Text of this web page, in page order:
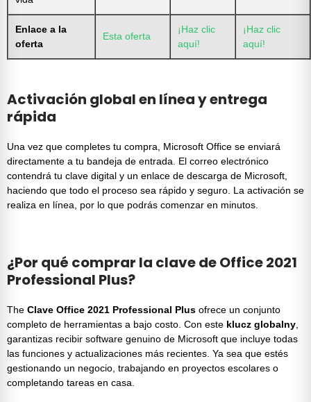
Enlace a la
oferta
Esta oferta
¡Haz clic
aquí!
¡Haz clic
aquí!
Activación global en línea y entrega
rápida
Una vez que completes tu compra, Microsoft Office se enviará
directamente a tu bandeja de entrada. El correo electrónico
contendrá tu clave digital y un enlace de descarga de Microsoft,
haciendo que todo el proceso sea rápido y seguro. La activación se
realiza en línea, por lo que podrás comenzar en minutos.
¿Por qué comprar la clave de Office 2021
Professional Plus?
The Clave Office 2021 Professional Plus ofrece un conjunto
completo de herramientas a bajo costo. Con este klucz globalny
garantizas recibir software genuino de Microsoft que incluye todas
las funciones y actualizaciones más recientes. Ya sea que estés
gestionando un negocio, trabajando en proyectos escolares o
completando tareas en casa.